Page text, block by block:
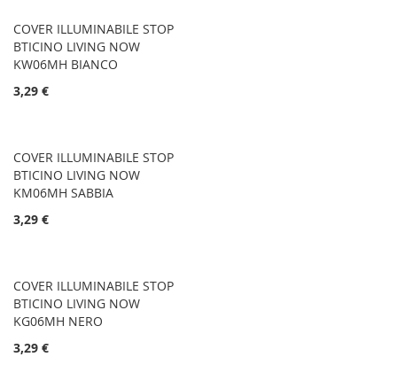
COVER ILLUMINABILE STOP
BTICINO LIVING NOW
KW06MH BIANCO
3,29 €
COVER ILLUMINABILE STOP
BTICINO LIVING NOW
KM06MH SABBIA
3,29 €
COVER ILLUMINABILE STOP
BTICINO LIVING NOW
KG06MH NERO
3,29 €